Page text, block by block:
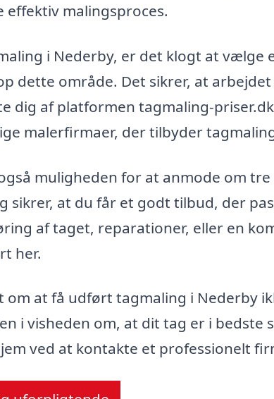
malingsproces.
i Nederby, er det klogt at vælge
dette område. Det sikrer, at
dig af platformen tagmaling-
malerfirmaer, der tilbyder
muligheden for at anmode om
sikrer, at du får et godt tilbud, der
af taget, reparationer, eller en
her.
om at få udført tagmaling i Nederby
i visheden om, at dit tag er i bedste
ved at kontakte et professionelt